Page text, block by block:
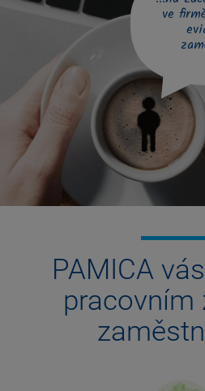
ve
PAMICA
pracovním